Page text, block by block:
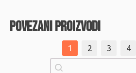
povezani proizvodi
1 2 3 4
Pretraži